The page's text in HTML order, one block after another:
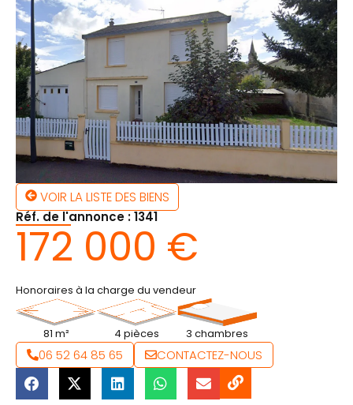
VOIR LA LISTE DES BIENS
Réf. de l'annonce : 1341
172 000 €
Honoraires à la charge du vendeur
81 m² 4 pièces 3 chambres
06 52 64 85 65 CONTACTEZ-NOUS